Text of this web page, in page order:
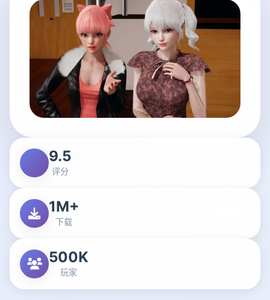
9.5
评分
1M+
下载
500K
玩家